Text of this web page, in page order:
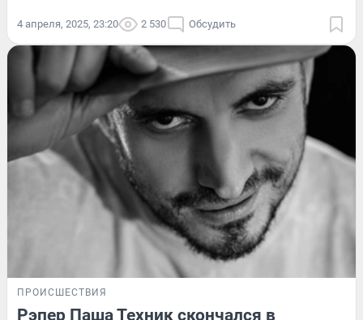
4 апреля, 2025, 23:20 2 530 Обсудить
ПРОИСШЕСТВИЯ
Рэпер Паша Техник скончался в